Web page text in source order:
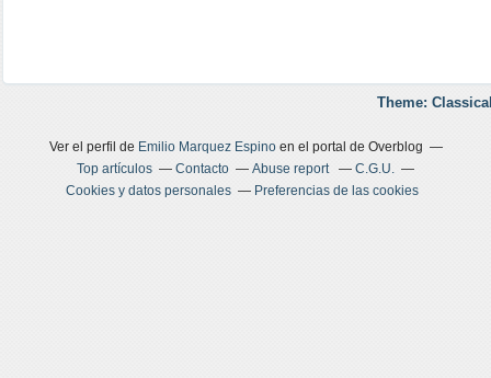
Theme:
Ver el perfil de Emilio Marquez Espinoen el portal de Overblog
Top artículos
Contacto Abuse report
C.G.U.
Cookies y datos personales
Preferencias de las cookies